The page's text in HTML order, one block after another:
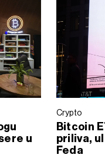
u
Crypto
Bitcoin
priliva,
Feda